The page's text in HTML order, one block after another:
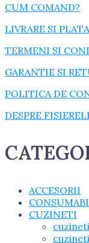
CUM COMAND?
LIVRARE SI PLATA
TERMENI SI
GARANTIE SI
POLITICA DE
DESPRE
ACCESORII
CUZINETI